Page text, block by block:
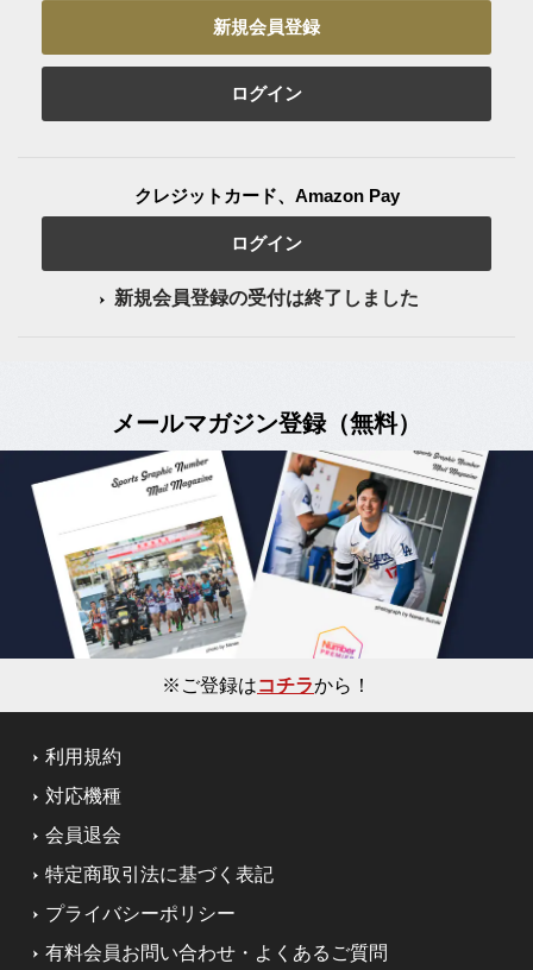
新規会員登録
ログイン
クレジットカード、Amazon Pay
ログイン
新規会員登録の受付は終了しました
メールマガジン登録（無料）
※ご登録はコチラから！
利用規約
対応機種
会員退会
特定商取引法に基づく表記
プライバシーポリシー
有料会員お問い合わせ・よくあるご質問